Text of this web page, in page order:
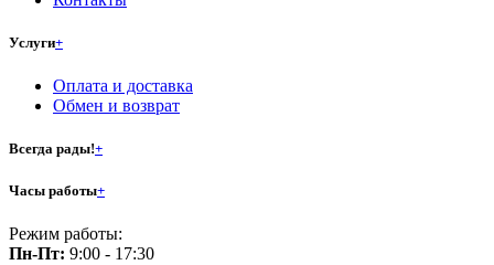
Услуги+
Оплата и доставка
Обмен и возврат
Всегда рады!+
Часы работы+
Режим работы:
Пн-Пт: 9:00 - 17:30